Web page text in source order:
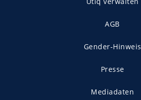
AGB
Gender-Hinweis
Presse
Mediadaten